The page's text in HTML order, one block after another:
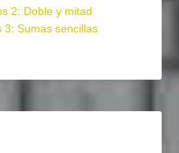
2: Doble y mitad
3: Sumas sencillas